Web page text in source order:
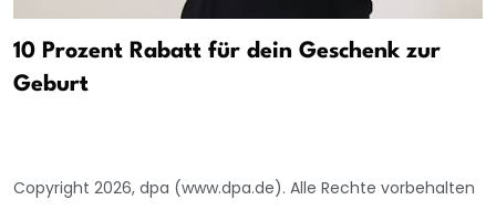
10 Prozent Rabatt für dein Geschenk zur
Geburt
Copyright 2026, dpa (www.dpa.de). Alle Rechte vorbehalten